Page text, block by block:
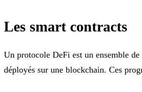
Les smart contracts
Un protocole DeFi est un ensemble de
déployés sur une blockchain. Ces